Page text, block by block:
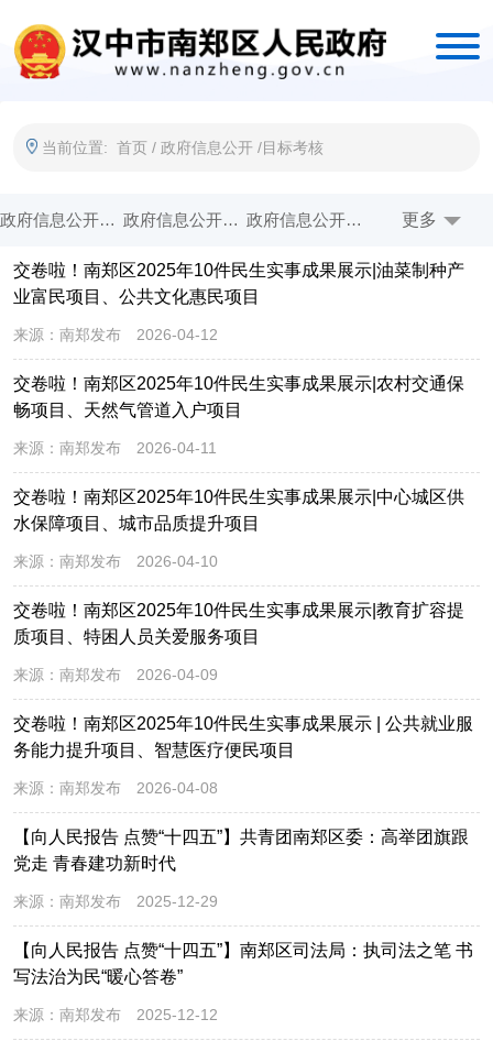
当前位置: 首页 / 政府信息公开 /目标考核
政府信息公开指南 政府信息公开制度 政府信息公开年报 政府文件
政府工作报告 统计信息 目标考核 应急管理
工程招标 政府采购
政策解读 土地住房 人事就业
建议提案
更多
交卷啦！南郑区2025年10件民生实事成果展示|油菜制种产
业富民项目、公共文化惠民项目
来源： 南郑发布 2026-04-12
交卷啦！南郑区2025年10件民生实事成果展示|农村交通保
畅项目、天然气管道入户项目
来源： 南郑发布 2026-04-11
交卷啦！南郑区2025年10件民生实事成果展示|中心城区供
水保障项目、城市品质提升项目
来源： 南郑发布 2026-04-10
交卷啦！南郑区2025年10件民生实事成果展示|教育扩容提
质项目、特困人员关爱服务项目
来源： 南郑发布 2026-04-09
交卷啦！南郑区2025年10件民生实事成果展示 | 公共就业服
务能力提升项目、智慧医疗便民项目
来源： 南郑发布 2026-04-08
【向人民报告 点赞“十四五”】共青团南郑区委：高举团旗跟
党走 青春建功新时代
来源： 南郑发布 2025-12-29
【向人民报告 点赞“十四五”】南郑区司法局：执司法之笔 书
写法治为民“暖心答卷”
来源： 南郑发布 2025-12-12